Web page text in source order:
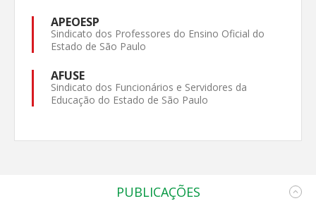
APEOESP
Sindicato dos Professores do Ensino Oficial do
Estado de São Paulo
AFUSE
Sindicato dos Funcionários e Servidores da
Educação do Estado de São Paulo
PUBLICAÇÕES